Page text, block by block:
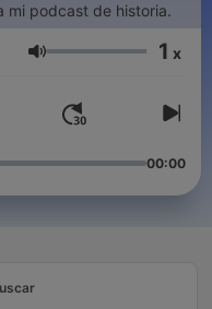
mi podcast de historia.
Volumen 1 x
00:00